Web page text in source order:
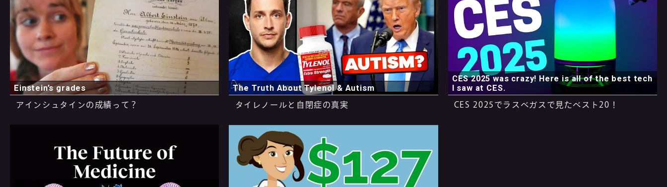
Einstein’s grades
アインシュタインの成績って？
The Truth About Tylenol & Autism
タイレノールと自閉症の真実
CES 2025 was crazy! Here is all of the best tech
I saw at CES.
CES 2025でラスベガスで見たベスト20！